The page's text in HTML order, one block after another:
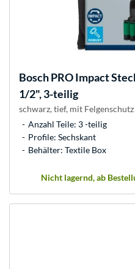
BoschPRO Impact
1/2", 3-teilig
schwarz, tief, mit Felgenschutz
Anzahl Teile: 3 -teilig
Profile: Sechskant
Behälter: Textile Box
Nicht lagernd, ab